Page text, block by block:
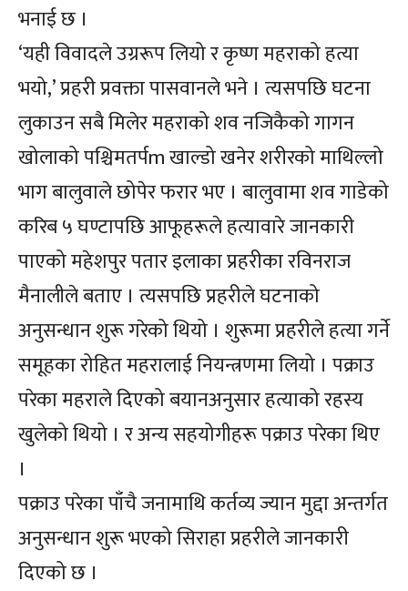
भनाई छ ।
‘यही विवादले उग्ररूप लियो र कृष्ण महराको हत्या
भयो,’ प्रहरी प्रवक्ता पासवानले भने । त्यसपछि घटना
लुकाउन सबै मिलेर महराको शव नजिकैको गागन
खोलाको पश्चिमतर्पm खाल्डो खनेर शरीरको माथिल्लो
भाग बालुवाले छोपेर फरार भए । बालुवामा शव गाडेको
करिब ५ घण्टापछि आफूहरूले हत्यावारे जानकारी
पाएको महेशपुर पतार इलाका प्रहरीका रविनराज
मैनालीले बताए । त्यसपछि प्रहरीले घटनाको
अनुसन्धान शुरू गरेको थियो । शुरूमा प्रहरीले हत्या गर्ने
समूहका रोहित महरालाई नियन्त्रणमा लियो । पक्राउ
परेका महराले दिएको बयानअनुसार हत्याको रहस्य
खुलेको थियो । र अन्य सहयोगीहरू पक्राउ परेका थिए
।
पक्राउ परेका पाँचै जनामाथि कर्तव्य ज्यान मुद्दा अन्तर्गत
अनुसन्धान शुरू भएको सिराहा प्रहरीले जानकारी
दिएको छ ।